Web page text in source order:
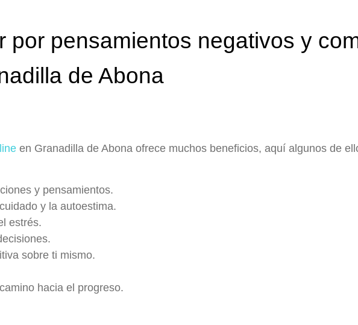
por pensamientos negativos y
de Abona
en Granadilla de Abona ofrece muchos beneficios, aquí algunos de
y pensamientos.
y la autoestima.
estrés.
sobre ti mismo.
hacia el progreso.